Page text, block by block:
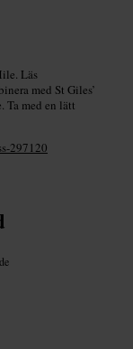
Läs
med St Giles’
Ta med en lätt
297120